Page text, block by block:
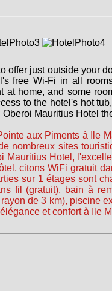
just outside your
free Wi-Fi in all
home, and some
to the hotel's hot
Mauritius Hotel
aux Piments à Ile
nombreux sites
Hotel,
citons WiFi gratuit
sur 1 étages sont
fil (gratuit), bain à
de 3 km), piscine
et confort à Ile